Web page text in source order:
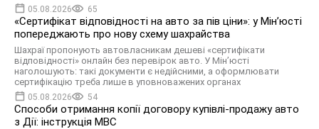
05.08.2026 65
«Сертифікат відповідності на авто за пів ціни»: у Мін’юсті
попереджають про нову схему шахрайства
Шахраї пропонують автовласникам дешеві «сертифікати
відповідності» онлайн без перевірок авто. У Мін’юсті
наголошують: такі документи є недійсними, а оформлювати
сертифікацію треба лише в уповноважених органах
05.08.2026 54
Способи отримання копії договору купівлі-продажу авто
з Дії: інструкція МВС